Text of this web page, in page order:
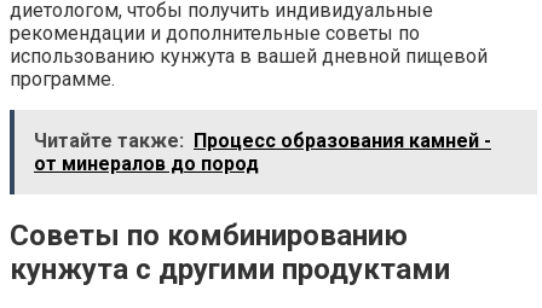
диетологом, чтобы получить индивидуальные
рекомендации и дополнительные советы по
использованию кунжута в вашей дневной пищевой
программе.
Читайте также:
Процесс образования камней -
от минералов до пород
Советы по комбинированию
кунжута с другими продуктами